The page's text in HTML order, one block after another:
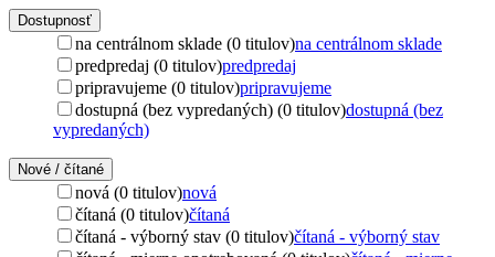
Dostupnosť
na centrálnom sklade (0 titulov)na centrálnom sklade
predpredaj (0 titulov)predpredaj
pripravujeme (0 titulov)pripravujeme
dostupná (bez vypredaných) (0 titulov)dostupná (bez
vypredaných)
Nové / čítané
nová (0 titulov)nová
čítaná (0 titulov)čítaná
čítaná - výborný stav (0 titulov)čítaná - výborný stav